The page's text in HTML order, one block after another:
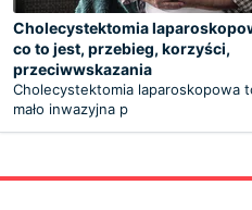
Cholecystektomia
co to jest, przebieg, korzyści,
przeciwwskazania
Cholecystektomia laparoskopowa
mało inwazyjna p